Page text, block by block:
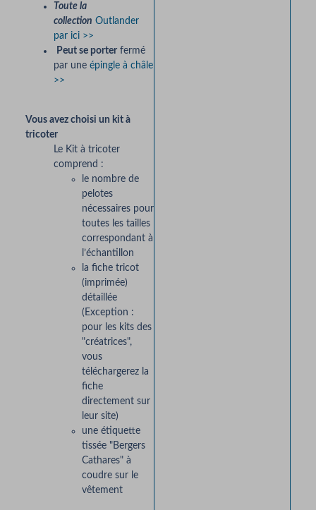
Toute la
collection Outlander
par ici >>
Peut se porterfermé
par une épingle à châle
>>
Vous avez choisi un kit à
tricoter
Le Kit à tricoter
comprend :
le nombre de
pelotes
nécessaires pour
toutes les tailles
correspondant à
l’échantillon
la fiche tricot
(imprimée)
détaillée
(Exception :
pour les kits des
"créatrices",
vous
téléchargerez la
fiche
directement sur
leur site)
une étiquette
tissée "Bergers
Cathares" à
coudre sur le
vêtement